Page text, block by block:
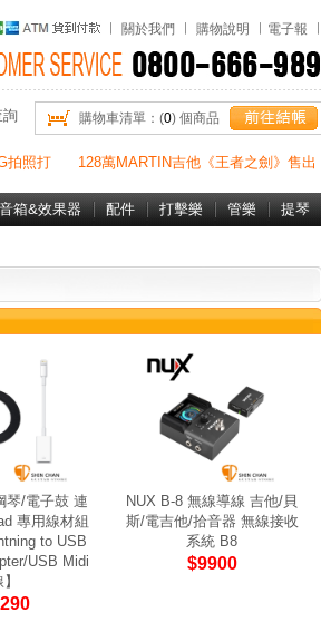
關於我們 購物說明 電子報
購物車清單：(0) 個商品
詢
拍照打 128萬MARTIN吉他《王者之劍》售出
音箱&效果器 配件 打擊樂 管樂 提琴
琴/電子鼓 連
專用線材組
to USB
USB Midi
NUX B-8 無線導線 吉他/貝
斯/電吉他/拾音器 無線接收
系統 B8
$9900